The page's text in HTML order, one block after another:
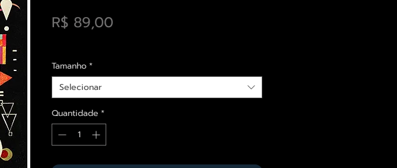
R$ 89,00
Tamanho*
Selecionar
Quantidade *